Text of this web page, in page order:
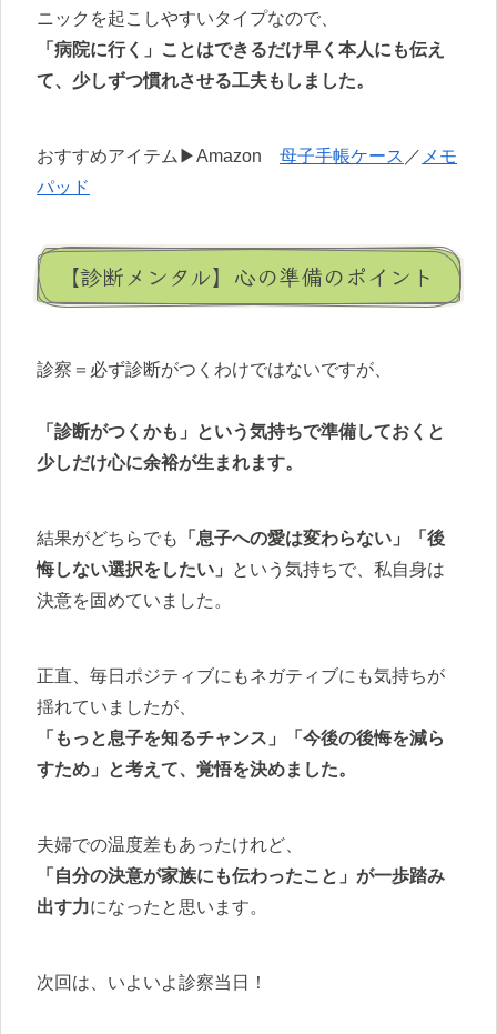
ニックを起こしやすいタイプなので、
「病院に行く」ことはできるだけ早く本人にも伝え
て、少しずつ慣れさせる工夫もしました。
おすすめアイテム▶Amazon 母子手帳ケース ／ メモ
パッド
【診断メンタル】心の準備のポイント
診察＝必ず診断がつくわけではないですが、
「診断がつくかも」という気持ちで準備しておくと
少しだけ心に余裕が生まれます。
結果がどちらでも
「息子への愛は変わらない」「後
悔しない選択をしたい」
という気持ちで、私自身は
決意を固めていました。
正直、毎日ポジティブにもネガティブにも気持ちが
揺れていましたが、
「もっと息子を知るチャンス」「今後の後悔を減ら
すため」と考えて、覚悟を決めました。
夫婦での温度差もあったけれど、
「自分の決意が家族にも伝わったこと」が一歩踏み
出す力になったと思います。
次回は、いよいよ診察当日！